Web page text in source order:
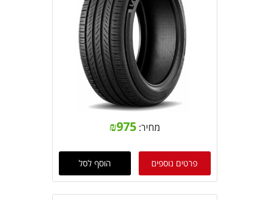
מחיר: ₪975
פרטים נוספים הוסף לסל